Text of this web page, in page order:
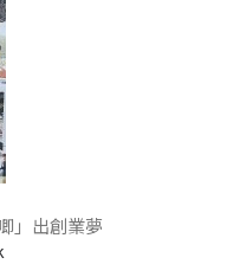
」出創業夢